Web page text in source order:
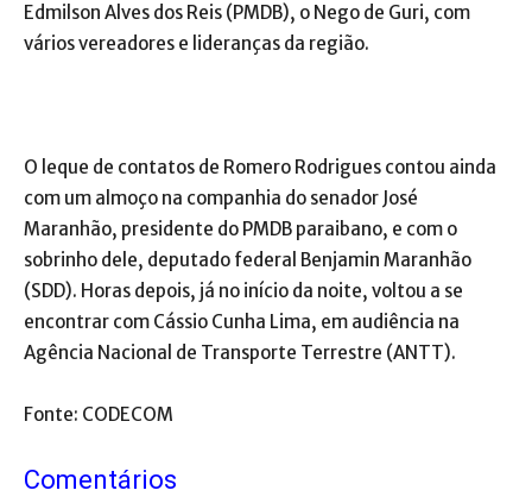
Edmilson Alves dos Reis (PMDB), o Nego de Guri, com
vários vereadores e lideranças da região.
O leque de contatos de Romero Rodrigues contou ainda
com um almoço na companhia do senador José
Maranhão, presidente do PMDB paraibano, e com o
sobrinho dele, deputado federal Benjamin Maranhão
(SDD). Horas depois, já no início da noite, voltou a se
encontrar com Cássio Cunha Lima, em audiência na
Agência Nacional de Transporte Terrestre (ANTT).
Fonte: CODECOM
Comentários